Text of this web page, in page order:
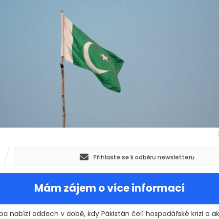
Přihlaste se k odběru newsletteru
Mám zájem o více informací
nabízí oddech v době, kdy Pákistán čelí hospodářské krizi a